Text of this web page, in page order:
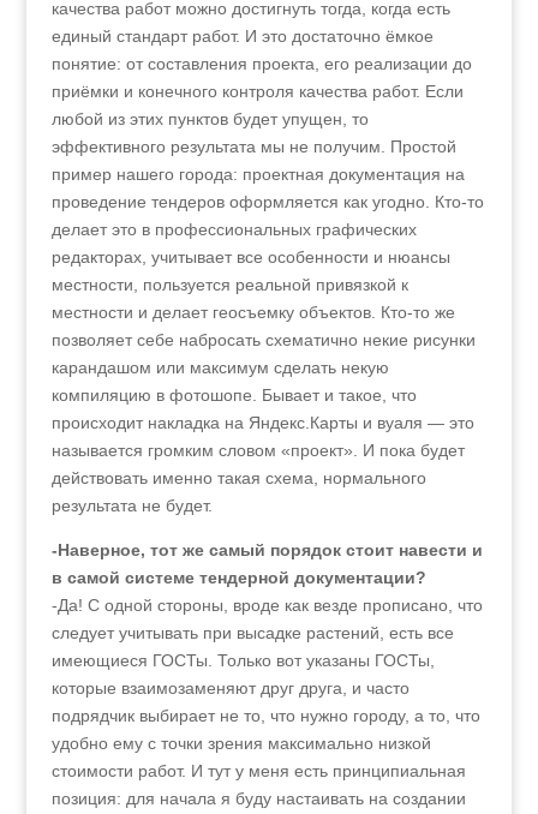
качества работ можно достигнуть тогда, когда есть
единый стандарт работ. И это достаточно ёмкое
понятие: от составления проекта, его реализации до
приёмки и конечного контроля качества работ. Если
любой из этих пунктов будет упущен, то
эффективного результата мы не получим. Простой
пример нашего города: проектная документация на
проведение тендеров оформляется как угодно. Кто-то
делает это в профессиональных графических
редакторах, учитывает все особенности и нюансы
местности, пользуется реальной привязкой к
местности и делает геосъемку объектов. Кто-то же
позволяет себе набросать схематично некие рисунки
карандашом или максимум сделать некую
компиляцию в фотошопе. Бывает и такое, что
происходит накладка на Яндекс.Карты и вуаля — это
называется громким словом «проект». И пока будет
действовать именно такая схема, нормального
результата не будет.
-Наверное, тот же самый порядок стоит навести и
в самой системе тендерной документации?
-Да! С одной стороны, вроде как везде прописано, что
следует учитывать при высадке растений, есть все
имеющиеся ГОСТы. Только вот указаны ГОСТы,
которые взаимозаменяют друг друга, и часто
подрядчик выбирает не то, что нужно городу, а то, что
удобно ему с точки зрения максимально низкой
стоимости работ. И тут у меня есть принципиальная
позиция: для начала я буду настаивать на создании